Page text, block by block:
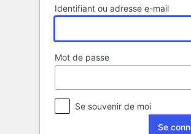
Identifiant ou adresse e-mail
Mot de passe
Se souvenir de moi